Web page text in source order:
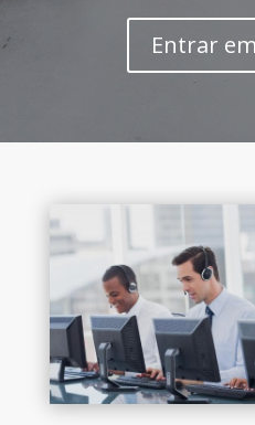
Entrar